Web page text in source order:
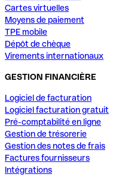
Cartes virtuelles
Moyens de paiement
TPE mobile
Dépôt de chèque
Virements internationaux
GESTION FINANCIÈRE
Logiciel de facturation
Logiciel facturation gratuit
Pré-comptabilité en ligne
Gestion de trésorerie
Gestion des notes de frais
Factures fournisseurs
Intégrations